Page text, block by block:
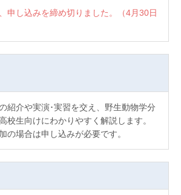
申し込みを締め切りました。（4月30日
紹介や実演･実習を交え、野生動物学分
校生向けにわかりやすく解説します。
の場合は申し込みが必要です。